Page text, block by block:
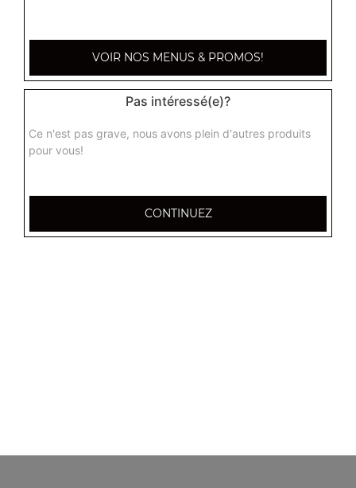
VOIR NOS MENUS & PROMOS!
Pas intéressé(e)?
Ce n'est pas grave, nous avons plein d'autres produits
pour vous!
CONTINUEZ